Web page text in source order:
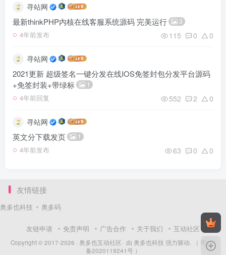
寻站网
最新thinkPHP内核在线客服系统源码 完美运行 3
4年前发布 115 0 0
寻站网
2021更新 超级签名一键分发在线IOS免签封包分发平台源码
+免签封装+带绿标
1
4年前回复 552 2 0
寻站网
英文分下载发页 1
4年前发布 63 0 0
友情链接
奥多也科技 奥多码
友链申请 免责声明 广告合作 关于我们 互动社区
Copyright © 2017-2026 · 奥多也互动社区 · 由 奥多也科技 强力驱动.
（ 粤ICP
备2020119241号 ）